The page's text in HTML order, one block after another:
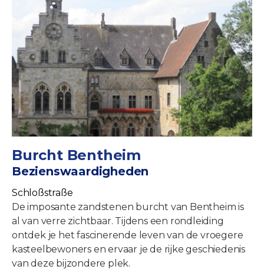
Burcht Bentheim
Bezienswaardigheden
Schloßstraße
De imposante zandstenen burcht van Bentheim is
al van verre zichtbaar. Tijdens een rondleiding
ontdek je het fascinerende leven van de vroegere
kasteelbewoners en ervaar je de rijke geschiedenis
van deze bijzondere plek.